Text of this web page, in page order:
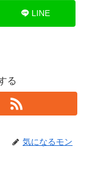
LINE
る
気になるモン